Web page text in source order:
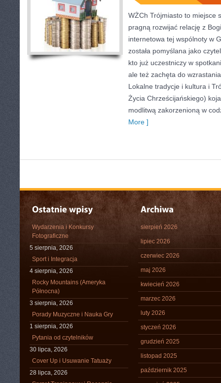
WŻCh Trójmiasto to miejsce
pragną rozwijać relację z
internetowa tej wspólnoty w
została pomyślana jako
kto już uczestniczy w
ale też zachęta do
Lokalne tradycje i kultura i
Życia Chrześcijańskiego)
modlitwą zakorzenioną w
More ]
Wydarzenia i Konkursy
Fotograficzne
5 sierpnia, 2026
Sport i Integracja
4 sierpnia, 2026
Rocky Mountains (Ameryka
Północna)
3 sierpnia, 2026
Porady Muzyczne i Nauka Gry
1 sierpnia, 2026
Pytania od czytelników
30 lipca, 2026
Cover Up i Usuwanie Tatuaży
28 lipca, 2026
sierpień 2026
lipiec 2026
czerwiec 2026
maj 2026
kwiecień 2026
marzec 2026
luty 2026
styczeń 2026
grudzień 2025
listopad 2025
październik 2025